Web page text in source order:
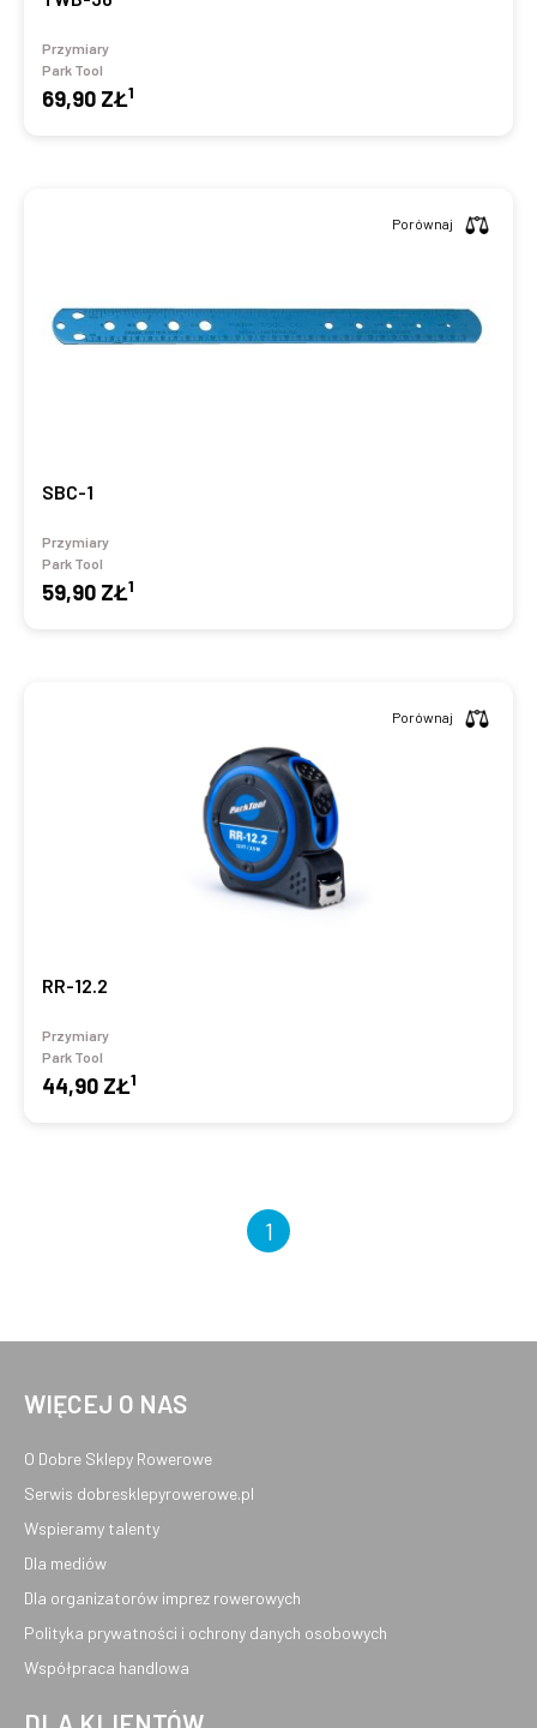
Przymiary
Park Tool
69,90 ZŁ1
SBC-1
Przymiary
Park Tool
59,90 ZŁ1
Porównaj
RR-12.2
Przymiary
Park Tool
44,90 ZŁ1
Porównaj
1
WIĘCEJ O NAS
O Dobre Sklepy Rowerowe
Serwis dobresklepyrowerowe.pl
Wspieramy talenty
Dla mediów
Dla organizatorów imprez rowerowych
Polityka prywatności i ochrony danych osobowych
Współpraca handlowa